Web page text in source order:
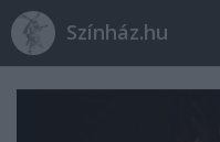
Színház.hu